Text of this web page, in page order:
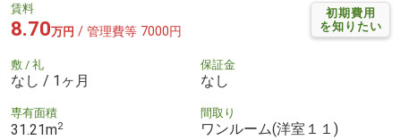
初期費用
を知りたい
賃料
8.70万円 / 管理費等 7000円
敷 / 礼
なし / 1ヶ月
保証金
なし
専有面積
31.21m2
間取り
ワンルーム(洋室１１)